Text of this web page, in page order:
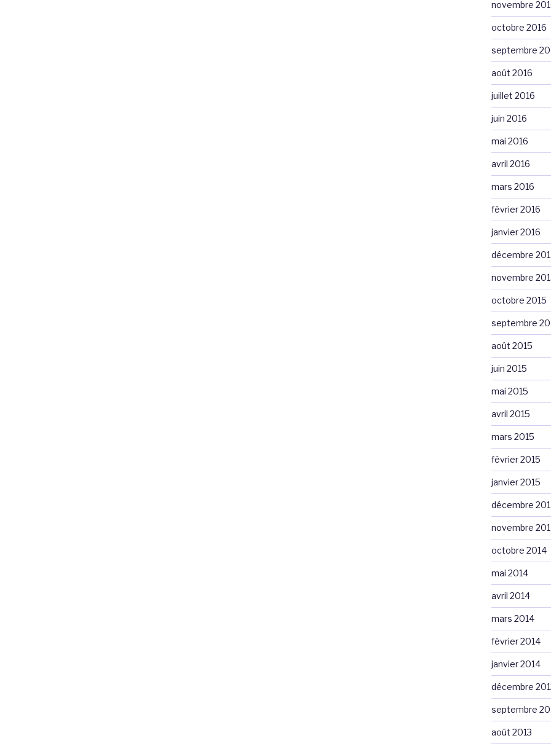
novembre
octobre 2016
septembre
août 2016
juillet 2016
juin 2016
mai 2016
avril 2016
mars 2016
février 2016
janvier 2016
décembre
novembre
octobre 2015
septembre
août 2015
juin 2015
mai 2015
avril 2015
mars 2015
février 2015
janvier 2015
décembre
novembre
octobre 2014
mai 2014
avril 2014
mars 2014
février 2014
janvier 2014
décembre
septembre
août 2013